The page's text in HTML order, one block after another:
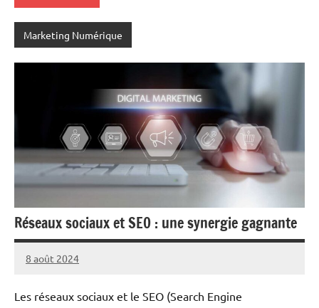
Marketing Numérique
Réseaux sociaux et SEO : une synergie gagnante
8 août 2024
Marc
Les réseaux sociaux et le SEO (Search Engine